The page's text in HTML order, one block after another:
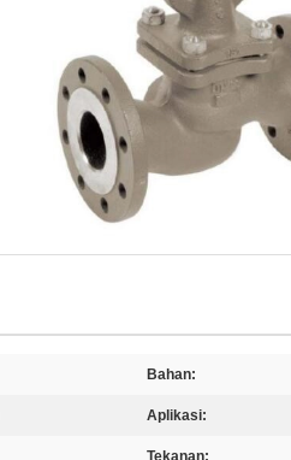
Bahan:
Aplikasi:
Tekanan: